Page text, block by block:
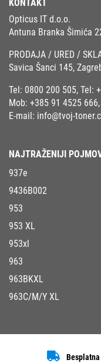
KONTAKT
Opticus IT d.o.o.
Antuna Branka Šimića
PRODAJA / URED /
Savica Šanci 145,
Tel: 0800 200 505, Tel:
Mob: +385 91 4525 666
E-mail: info@tvoj-
NAJTRAŽENIJI
937e
9436B002
953
953 XL
953xl
963
963BKXL
963C/M/Y XL